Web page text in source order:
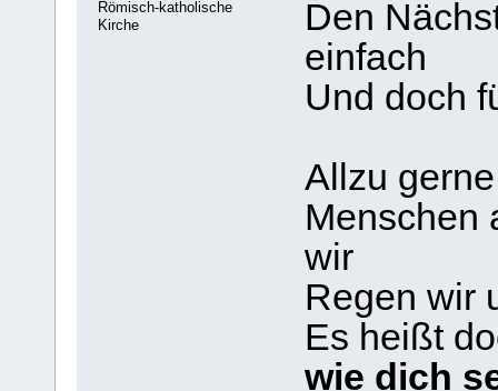
Römisch-katholische
Kirche
Den
einfach
Und doch
Allzu
Menschen
wir
Regen wir
Es heißt
wie dich